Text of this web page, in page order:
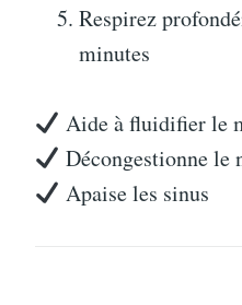
Respirez
minutes
Aide à fluidifier le
Décongestionne le
Apaise les sinus